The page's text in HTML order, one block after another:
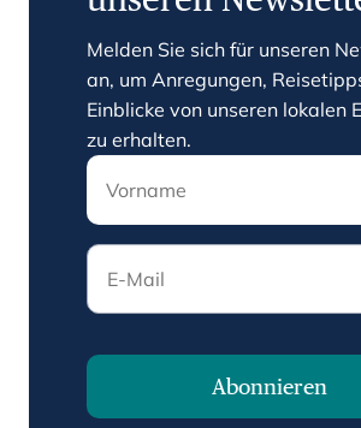
Melden Sie sich für unseren
an, um Anregungen,
Einblicke von unseren lokalen
zu erhalten.
E-Mail
Abonnieren